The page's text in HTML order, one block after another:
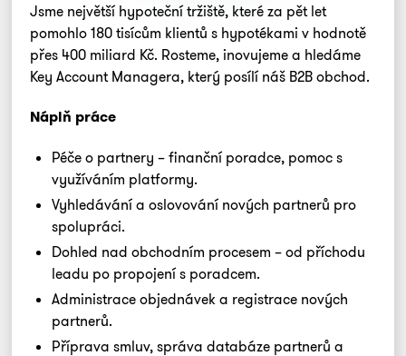
Jsme největší hypoteční tržiště, které za pět let
pomohlo 180 tisícům klientů s hypotékami v hodnotě
přes 400 miliard Kč. Rosteme, inovujeme a hledáme
Key Account Managera, který posílí náš B2B obchod.
Náplň práce
Péče o partnery – finanční poradce, pomoc s
využíváním platformy.
Vyhledávání a oslovování nových partnerů pro
spolupráci.
Dohled nad obchodním procesem – od příchodu
leadu po propojení s poradcem.
Administrace objednávek a registrace nových
partnerů.
Příprava smluv, správa databáze partnerů a